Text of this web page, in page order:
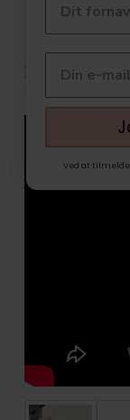
Ved at